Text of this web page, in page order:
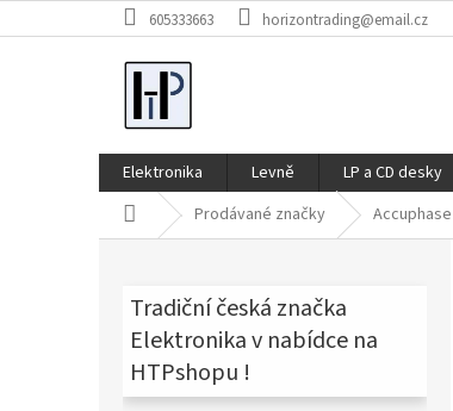
na
605333663 horizontrading@email.cz
Elektronika Levně LP a CD desky
Domů Prodávané značky Accuphase
Tradiční česká značka
Elektronika v nabídce na
HTPshopu !